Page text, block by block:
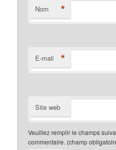
Nom *
E-mail *
Site web
Veuillez remplir le champs
commentaire. (champ